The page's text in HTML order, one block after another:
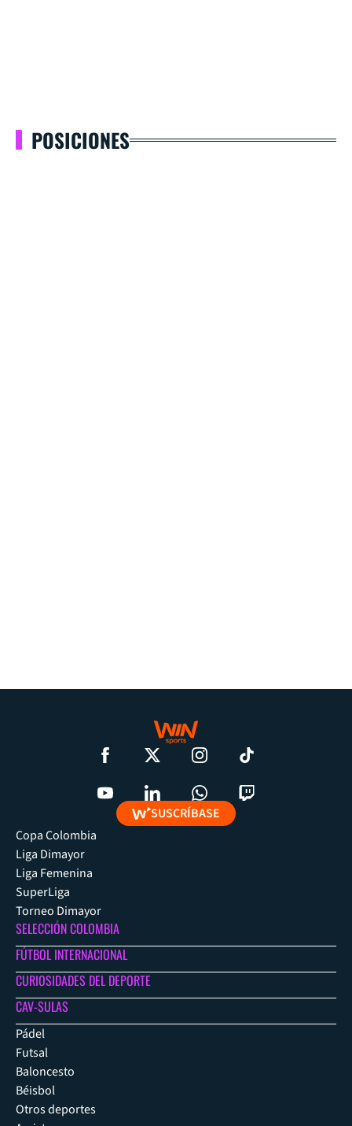
POSICIONES
SUSCRÍBASE
Copa Colombia
Liga Dimayor
Liga Femenina
SuperLiga
Torneo Dimayor
SELECCIÓN COLOMBIA
FÚTBOL INTERNACIONAL
CURIOSIDADES DEL DEPORTE
CAV-SULAS
Pádel
Futsal
Baloncesto
Béisbol
Otros deportes